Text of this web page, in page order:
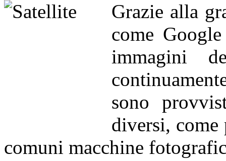
Grazie alla
come
immagini
sono
diversi,
comuni macchine